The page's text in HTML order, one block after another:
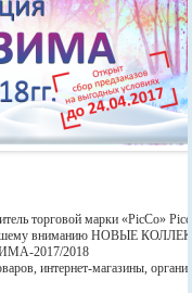
торговой марки «PicCo»
вашему вниманию НОВЫЕ
2017/2018
интернет-магазины,